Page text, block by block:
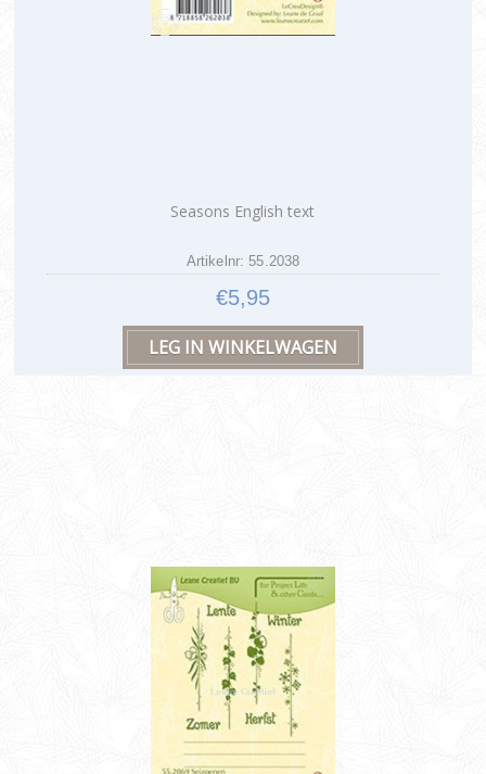
Seasons English text
Artikelnr: 55.2038
€5,95